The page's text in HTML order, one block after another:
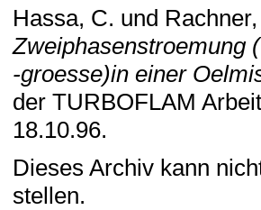
Hassa, C. und
Zweiphasenstroemung
-groesse)in einer
der TURBOFLAM
18.10.96.
Dieses Archiv kann
stellen.